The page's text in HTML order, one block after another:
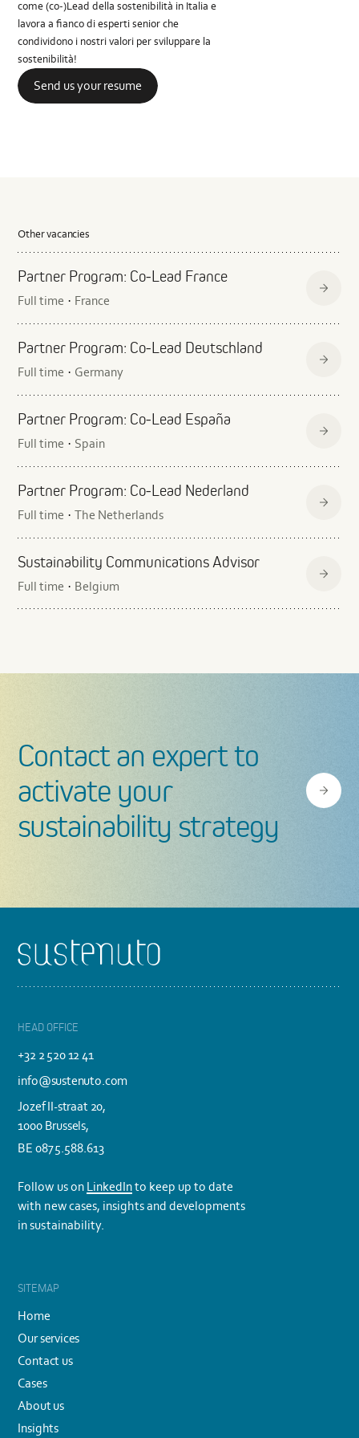
come (co-)Lead della sostenibilità in Italia e
lavora a fianco di esperti senior che
condividono i nostri valori per sviluppare la
sostenibilità!
Send us your resume
Other vacancies
Partner Program: Co‑Lead France
Full time · France
Partner Program: Co‑Lead Deutschland
Full time · Germany
Partner Program: Co‑Lead España
Full time · Spain
Partner Program: Co‑Lead Nederland
Full time ·The Netherlands
Sustainability Communications Advisor
Full time · Belgium
Contact an expert to
activate your
sustainability strategy
Footer
HEAD OFFICE
+32 2 520 12 41
info@sustenuto.com
Jozef II-straat 20,
1000 Brussels,
BE 0875.588.613
Follow us on LinkedInto keep up to date
with new cases, insights and developments
in sustainability.
SITEMAP
Home
Our services
Contact us
Cases
About us
Insights